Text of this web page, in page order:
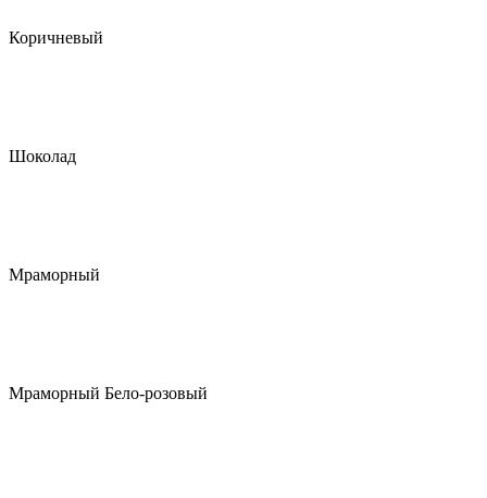
Коричневый
Шоколад
Мраморный
Мраморный Бело-розовый